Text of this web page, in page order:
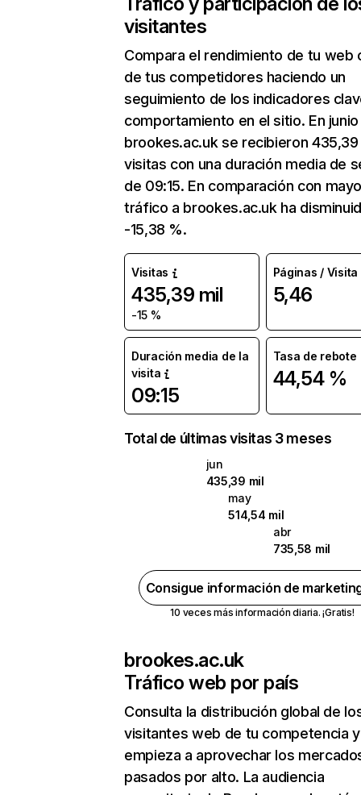
visitantes
Compara el rendimiento de tu web
de tus competidores haciendo un
seguimiento de los indicadores
comportamiento en el sitio. En junio
brookes.ac.uk se recibieron 435,39
visitas con una duración media de
de 09:15. En comparación con
tráfico a brookes.ac.uk ha
-15,38 %.
Visitas
435,39 mil
-15 %
Páginas / Visita
5,46
Duración media de la
visita
09:15
Tasa de rebote
44,54 %
Total de últimas visitas 3 meses
jun
435,39 mil
may
514,54 mil
abr
735,58 mil
Consigue información de
10 veces más información diaria. ¡Gratis!
brookes.ac.uk
Tráfico web por país
Consulta la distribución global de
visitantes web de tu competencia y
empieza a aprovechar los
pasados por alto. La audiencia